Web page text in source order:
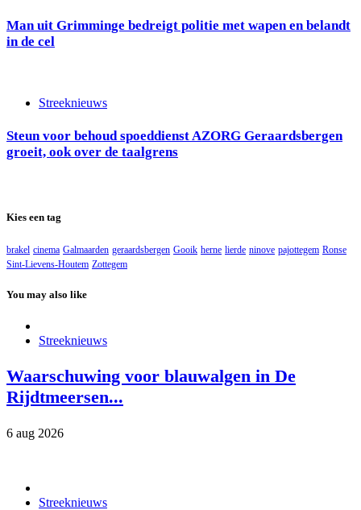
Man uit Grimminge bedreigt politie met wapen en belandt
in de cel
Streeknieuws
Steun voor behoud spoeddienst AZORG Geraardsbergen
groeit, ook over de taalgrens
Kies een tag
brakel cinema Galmaarden geraardsbergen Gooik herne lierde ninove pajottegem Ronse
Sint-Lievens-Houtem Zottegem
You may also like
Streeknieuws
Waarschuwing voor blauwalgen in De
Rijdtmeersen...
6 aug 2026
Streeknieuws